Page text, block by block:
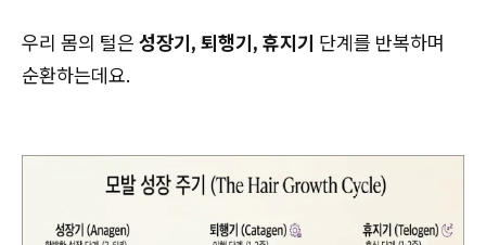
우리 몸의 털은 성장기, 퇴행기, 휴지기 단계를 반복하며
순환하는데요.